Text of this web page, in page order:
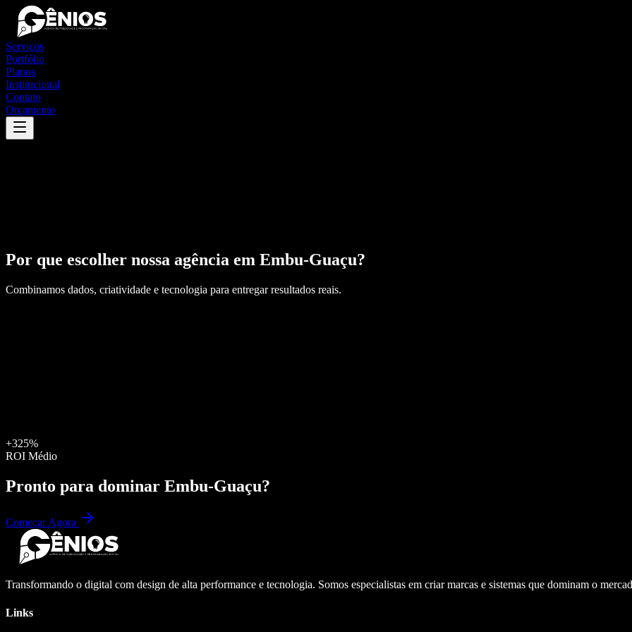
Serviços
Portfólio
Planos
Institucional
Contato
Orçamento
Por que escolher nossa agência em Embu-Guaçu?
Combinamos dados, criatividade e tecnologia para entregar resultados reais.
+325%
ROI Médio
Pronto para dominar Embu-Guaçu?
Começar Agora
Transformando o digital com design de alta performance e tecnologia. Somos especialistas em criar marcas e sistemas que dominam o
Links